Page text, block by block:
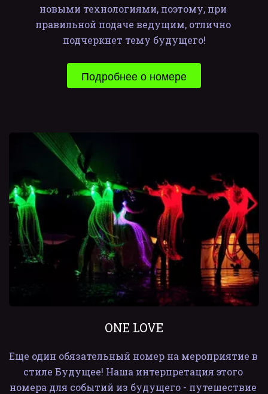
новыми технологиями, поэтому, при
правильной подаче ведущим, отлично
подчеркнет тему будущего!
Подробнее о номере
ONE LOVE
Еще один обязательный номер на мероприятие в
стиле Будущее! Наша интерпретация этого
номера для событий из будущего - путешествие